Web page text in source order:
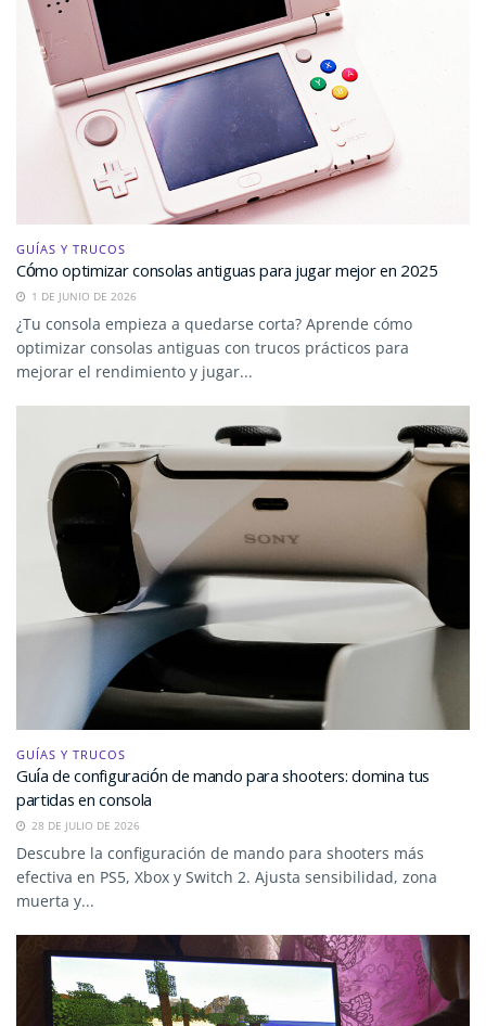
GUÍAS Y TRUCOS
Cómo optimizar consolas antiguas para jugar mejor en 2025
1 DE JUNIO DE 2026
¿Tu consola empieza a quedarse corta? Aprende cómo
optimizar consolas antiguas con trucos prácticos para
mejorar el rendimiento y jugar...
GUÍAS Y TRUCOS
Guía de configuración de mando para shooters: domina tus
partidas en consola
28 DE JULIO DE 2026
Descubre la configuración de mando para shooters más
efectiva en PS5, Xbox y Switch 2. Ajusta sensibilidad, zona
muerta y...